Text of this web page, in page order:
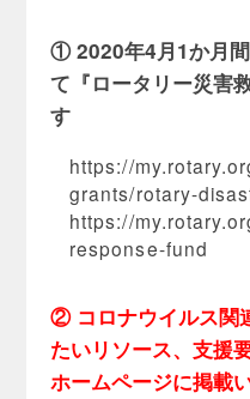
① 2020年4月1か月
て『ロータリー災害
す
https://
grants/rotary-
https://
response-fund
② コロナウイルス関
たいリソース、支援
ホームページに掲載